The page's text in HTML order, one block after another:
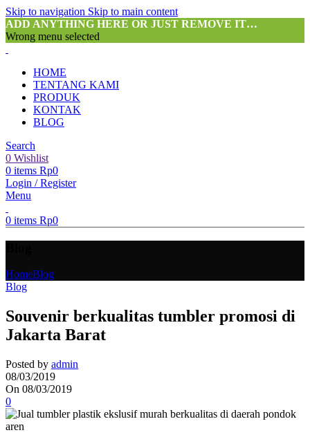
Skip to navigation Skip to main content
ADD ANYTHING HERE OR JUST REMOVE IT…
Wrong menu selected
HOME
TENTANG KAMI
PRODUK
KONTAK
BLOG
Search
0 Wishlist
0 items Rp0
Login / Register
Menu
0 items Rp0
HomeBlog
Blog
Souvenir berkualitas tumbler promosi di
Jakarta Barat
Posted by admin
08/03/2019
On 08/03/2019
0